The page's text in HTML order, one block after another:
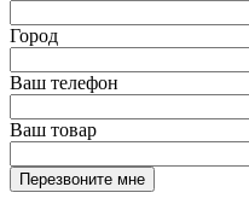
Город
Ваш телефон
Ваш товар